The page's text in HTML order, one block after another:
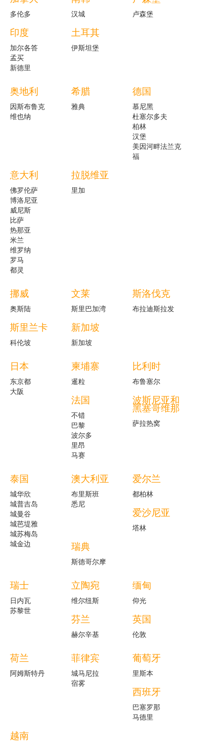
多伦多 汉城 卢森堡
印度
加尔各答
孟买
新德里
土耳其
伊斯坦堡
奥地利
因斯布鲁克
维也纳
希腊
雅典
德国
慕尼黑
杜塞尔多夫
柏林
汉堡
美因河畔法兰克
福
意大利
佛罗伦萨
博洛尼亚
威尼斯
比萨
热那亚
米兰
维罗纳
罗马
都灵
拉脱维亚
里加
挪威
奥斯陆
文莱
斯里巴加湾
斯洛伐克
布拉迪斯拉发
斯里兰卡
科伦坡
新加坡
新加坡
日本
东京都
大阪
柬埔寨
暹粒
比利时
布鲁塞尔
法国
不错
巴黎
波尔多
里昂
马赛
波斯尼亚和
黑塞哥维那
萨拉热窝
泰国
城华欣
城普吉岛
城曼谷
城芭堤雅
城苏梅岛
城金边
澳大利亚
布里斯班
悉尼
爱尔兰
都柏林
爱沙尼亚
塔林
瑞典
斯德哥尔摩
瑞士
日内瓦
苏黎世
立陶宛
维尔纽斯
缅甸
仰光
芬兰
赫尔辛基
英国
伦敦
荷兰
阿姆斯特丹
菲律宾
城马尼拉
宿雾
葡萄牙
里斯本
西班牙
巴塞罗那
马德里
越南